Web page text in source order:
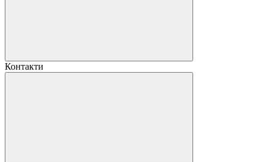
Контакти